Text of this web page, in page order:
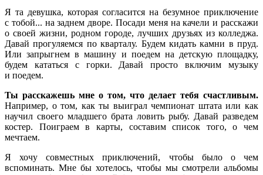
Я та девушка, которая согласится на безумное приключение
с тобой... на заднем дворе. Посади меня на качели и расскажи
о своей жизни, родном городе, лучших друзьях из колледжа.
Давай прогуляемся по кварталу. Будем кидать камни в пруд.
Или запрыгнем в машину и поедем на детскую площадку,
будем кататься с горки. Давай просто включим музыку
и поедем.
Ты расскажешь мне о том, что делает тебя счастливым.
Например, о том, как ты выиграл чемпионат штата или как
научил своего младшего брата ловить рыбу. Давай разведем
костер. Поиграем в карты, составим список того, о чем
мечтаем.
Я хочу совместных приключений, чтобы было о чем
вспоминать. Мне бы хотелось, чтобы мы смотрели альбомы